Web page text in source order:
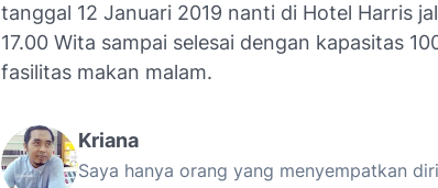
tanggal 12 Januari 2019 nanti di Hotel Harris
17.00 Wita sampai selesai dengan kapasitas
fasilitas makan malam.
Kriana
Saya hanya orang yang menyempatkan